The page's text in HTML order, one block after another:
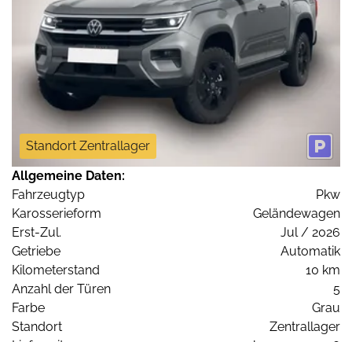
Standort Zentrallager
Allgemeine Daten:
Fahrzeugtyp
Pkw
Karosserieform
Geländewagen
Erst-Zul.
Jul / 2026
Getriebe
Automatik
Kilometerstand
10 km
Anzahl der Türen
5
Farbe
Grau
Standort
Zentrallager